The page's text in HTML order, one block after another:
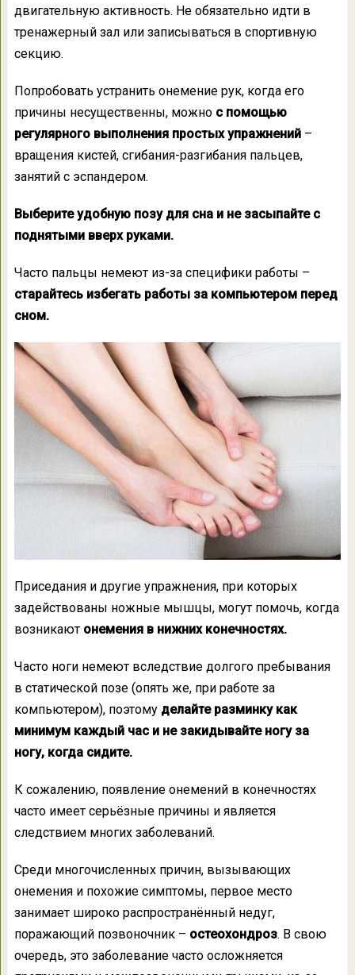
двигательную активность. Не обязательно идти в
тренажерный зал или записываться в спортивную
секцию.
Попробовать устранить онемение рук, когда его
причины несущественны, можно с помощью
регулярного выполнения простых упражнений –
вращения кистей, сгибания-разгибания пальцев,
занятий с эспандером.
Выберите удобную позу для сна и не засыпайте с
поднятыми вверх руками.
Часто пальцы немеют из-за специфики работы –
старайтесь избегать работы за компьютером перед
сном.
Приседания и другие упражнения, при которых
задействованы ножные мышцы, могут помочь, когда
возникают онемения в нижних конечностях.
Часто ноги немеют вследствие долгого пребывания
в статической позе (опять же, при работе за
компьютером), поэтому делайте разминку как
минимум каждый час и не закидывайте ногу за
ногу, когда сидите.
К сожалению, появление онемений в конечностях
часто имеет серьёзные причины и является
следствием многих заболеваний.
Среди многочисленных причин, вызывающих
онемения и похожие симптомы, первое место
занимает широко распространённый недуг,
поражающий позвоночник – остеохондроз. В свою
очередь, это заболевание часто осложняется